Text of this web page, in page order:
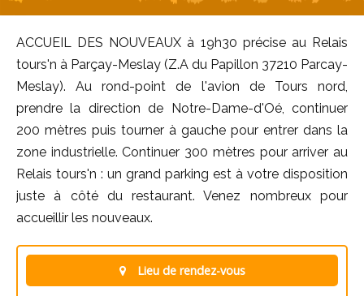
ACCUEIL DES NOUVEAUX à 19h30 précise au Relais
tours'n à Parçay-Meslay (Z.A du Papillon 37210 Parcay-
Meslay). Au rond-point de l'avion de Tours nord,
prendre la direction de Notre-Dame-d'Oé, continuer
200 mètres puis tourner à gauche pour entrer dans la
zone industrielle. Continuer 300 mètres pour arriver au
Relais tours'n : un grand parking est à votre disposition
juste à côté du restaurant. Venez nombreux pour
accueillir les nouveaux.
Lieu de rendez-vous